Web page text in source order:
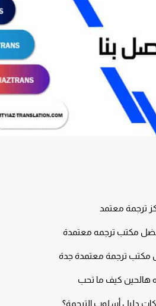
ترجمة معتمد
مكتب ترجمه معتمدة
مكتب ترجمة معتمدة جدة
هالحين كيف ما تحب
دليل أسلوب الترجمة؟